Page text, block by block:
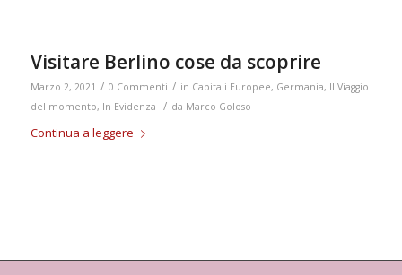
Visitare Berlino cose da scoprire
Marzo 2, 2021 / 0 Commenti / in Capitali Europee, Germania, Il Viaggio
del momento, In Evidenza / da Marco Goloso
Continua a leggere